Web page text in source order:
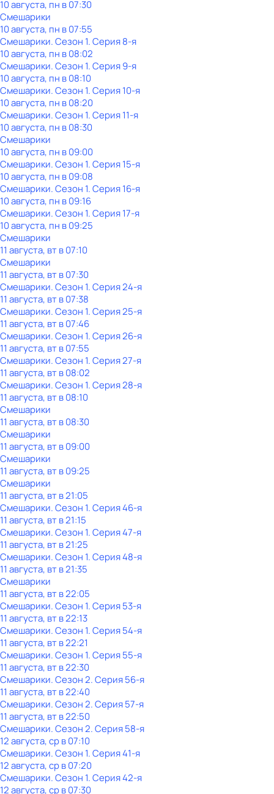
10 августа, пн в 07:30
Смешарики
10 августа, пн в 07:55
Смешарики. Сезон 1. Серия 8-я
10 августа, пн в 08:02
Смешарики. Сезон 1. Серия 9-я
10 августа, пн в 08:10
Смешарики. Сезон 1. Серия 10-я
10 августа, пн в 08:20
Смешарики. Сезон 1. Серия 11-я
10 августа, пн в 08:30
Смешарики
10 августа, пн в 09:00
Смешарики. Сезон 1. Серия 15-я
10 августа, пн в 09:08
Смешарики. Сезон 1. Серия 16-я
10 августа, пн в 09:16
Смешарики. Сезон 1. Серия 17-я
10 августа, пн в 09:25
Смешарики
11 августа, вт в 07:10
Смешарики
11 августа, вт в 07:30
Смешарики. Сезон 1. Серия 24-я
11 августа, вт в 07:38
Смешарики. Сезон 1. Серия 25-я
11 августа, вт в 07:46
Смешарики. Сезон 1. Серия 26-я
11 августа, вт в 07:55
Смешарики. Сезон 1. Серия 27-я
11 августа, вт в 08:02
Смешарики. Сезон 1. Серия 28-я
11 августа, вт в 08:10
Смешарики
11 августа, вт в 08:30
Смешарики
11 августа, вт в 09:00
Смешарики
11 августа, вт в 09:25
Смешарики
11 августа, вт в 21:05
Смешарики. Сезон 1. Серия 46-я
11 августа, вт в 21:15
Смешарики. Сезон 1. Серия 47-я
11 августа, вт в 21:25
Смешарики. Сезон 1. Серия 48-я
11 августа, вт в 21:35
Смешарики
11 августа, вт в 22:05
Смешарики. Сезон 1. Серия 53-я
11 августа, вт в 22:13
Смешарики. Сезон 1. Серия 54-я
11 августа, вт в 22:21
Смешарики. Сезон 1. Серия 55-я
11 августа, вт в 22:30
Смешарики. Сезон 2. Серия 56-я
11 августа, вт в 22:40
Смешарики. Сезон 2. Серия 57-я
11 августа, вт в 22:50
Смешарики. Сезон 2. Серия 58-я
12 августа, ср в 07:10
Смешарики. Сезон 1. Серия 41-я
12 августа, ср в 07:20
Смешарики. Сезон 1. Серия 42-я
12 августа, ср в 07:30